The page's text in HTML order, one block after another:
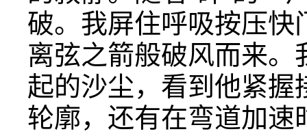
破。我屏住呼吸按压快
离弦之箭般破风而来
起的沙尘，看到他紧握
轮廓，还有在弯道加速